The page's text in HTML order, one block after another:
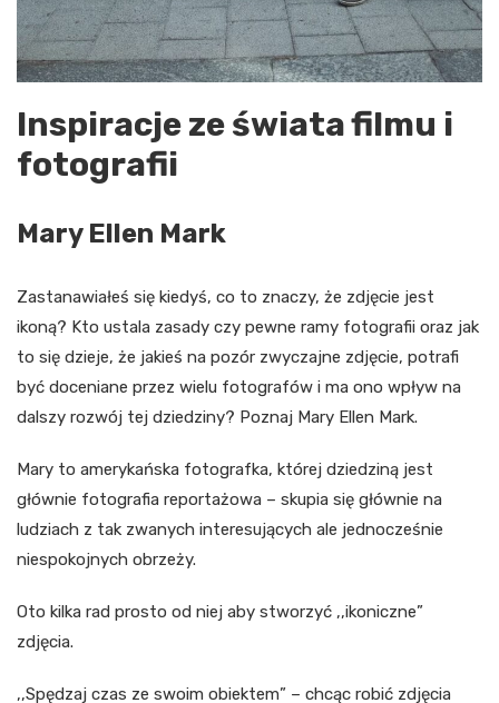
Inspiracje ze świata filmu i
fotografii
Mary Ellen Mark
Zastanawiałeś się kiedyś, co to znaczy, że zdjęcie jest
ikoną? Kto ustala zasady czy pewne ramy fotografii oraz jak
to się dzieje, że jakieś na pozór zwyczajne zdjęcie, potrafi
być doceniane przez wielu fotografów i ma ono wpływ na
dalszy rozwój tej dziedziny? Poznaj Mary Ellen Mark.
Mary to amerykańska fotografka, której dziedziną jest
głównie fotografia reportażowa – skupia się głównie na
ludziach z tak zwanych interesujących ale jednocześnie
niespokojnych obrzeży.
Oto kilka rad prosto od niej aby stworzyć ,,ikoniczne”
zdjęcia.
,,Spędzaj czas ze swoim obiektem” – chcąc robić zdjęcia